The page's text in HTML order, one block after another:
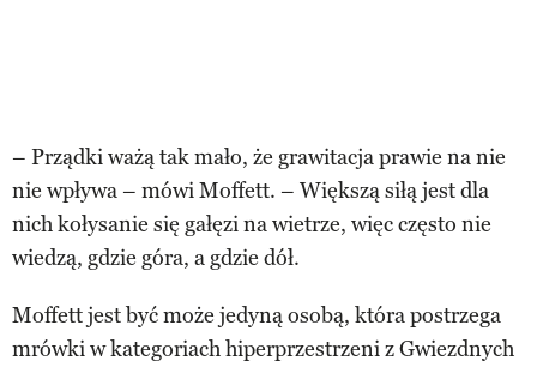
– Prządki ważą tak mało, że grawitacja prawie na nie
nie wpływa – mówi Moffett. – Większą siłą jest dla
nich kołysanie się gałęzi na wietrze, więc często nie
wiedzą, gdzie góra, a gdzie dół.
Moffett jest być może jedyną osobą, która postrzega
mrówki w kategoriach hiperprzestrzeni z Gwiezdnych